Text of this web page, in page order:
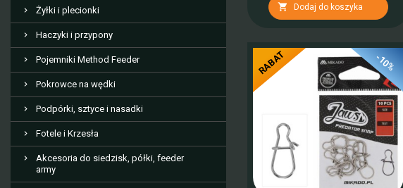
Żyłki i plecionki
Haczyki i przypony
Pojemniki Method Feeder
Pokrowce na wędki
Podpórki, sztyce i nasadki
Fotele i Krzesła
Akcesoria do siedzisk, półki, feeder
army
 Dodaj do koszyka
-10%
RABAT